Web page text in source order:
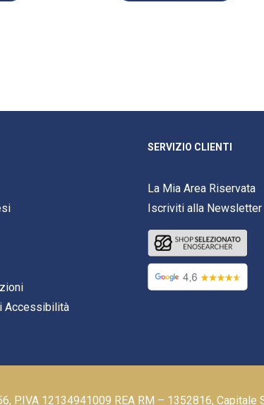
Accessibilità
SERVIZIO CLIENTI
La Mia Area Riservata
Iscriviti alla Newsletter
P.IVA 12134941009 REA RM – 1352816,